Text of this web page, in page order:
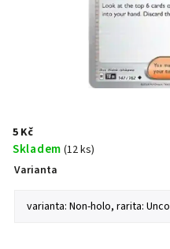
5 Kč
Skladem (12 ks)
Varianta